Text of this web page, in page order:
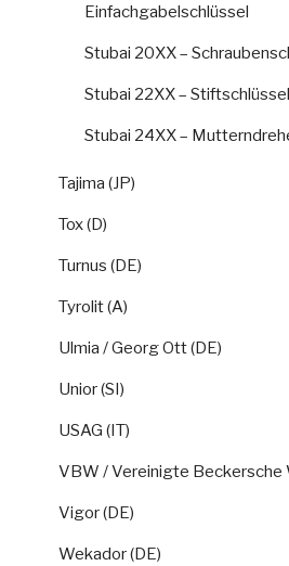
Einfachgabelschlüssel
Stubai 20XX –
Stubai 22XX –
Stubai 24XX –
Tajima (JP)
Tox (D)
Turnus (DE)
Tyrolit (A)
Ulmia / Georg Ott (DE)
Unior (SI)
USAG (IT)
VBW / Vereinigte Beckersche
Vigor (DE)
Wekador (DE)